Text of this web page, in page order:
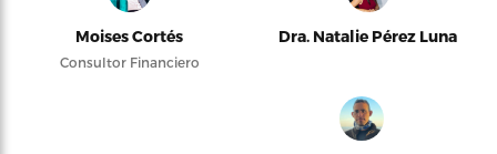
Moises Cortés
Consultor Financiero
Dra. Natalie Pérez Luna